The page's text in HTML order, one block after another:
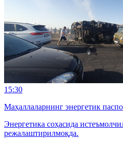
15:30
Маҳаллаларнинг энергетик
Энергетика соҳасида
режалаштирилмоқда.